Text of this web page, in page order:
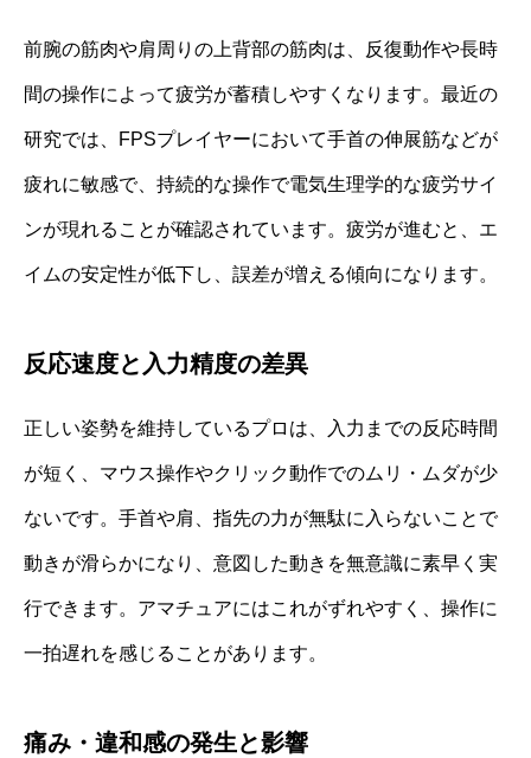
前腕の筋肉や肩周りの上背部の筋肉は、反復動作や長時
間の操作によって疲労が蓄積しやすくなります。最近の
研究では、FPSプレイヤーにおいて手首の伸展筋などが
疲れに敏感で、持続的な操作で電気生理学的な疲労サイ
ンが現れることが確認されています。疲労が進むと、エ
イムの安定性が低下し、誤差が増える傾向になります。
反応速度と入力精度の差異
正しい姿勢を維持しているプロは、入力までの反応時間
が短く、マウス操作やクリック動作でのムリ・ムダが少
ないです。手首や肩、指先の力が無駄に入らないことで
動きが滑らかになり、意図した動きを無意識に素早く実
行できます。アマチュアにはこれがずれやすく、操作に
一拍遅れを感じることがあります。
痛み・違和感の発生と影響